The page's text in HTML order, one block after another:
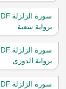
سورة الزلزلة PDF
برواية شعبة
سورة الزلزلة PDF
برواية الدوري
سورة الزلزلة PDF